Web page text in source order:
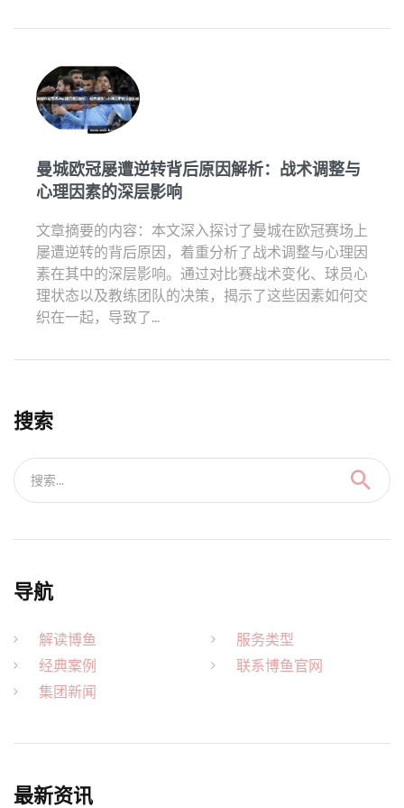
曼城欧冠屡遭逆转背后原因解析：战术调整与
心理因素的深层影响
文章摘要的内容：本文深入探讨了曼城在欧冠赛场上
屡遭逆转的背后原因，着重分析了战术调整与心理因
素在其中的深层影响。通过对比赛战术变化、球员心
理状态以及教练团队的决策，揭示了这些因素如何交
织在一起，导致了...
搜索
搜索...
导航
解读博鱼
经典案例
集团新闻
服务类型
联系博鱼官网
最新资讯